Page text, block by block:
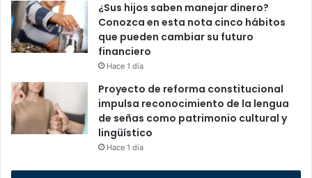
¿Sus hijos saben manejar dinero?
Conozca en esta nota cinco hábitos
que pueden cambiar su futuro
financiero
Hace 1 día
Proyecto de reforma constitucional
impulsa reconocimiento de la lengua
de señas como patrimonio cultural y
lingüístico
Hace 1 día